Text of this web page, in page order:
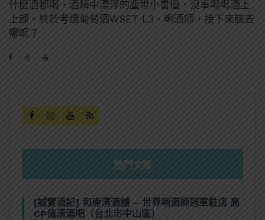
什麼酒都喝，酒精中漂浮的塵世小書僮，沒事喝喝酒上
上課。終於考過葡萄酒WSET L3、唎酒師，接下來該去
哪呢？
熱門文章
[誠實酒記] 和庵清酒舖 – 世界唎酒師冠軍駐店 高
CP值清酒吧（台北市中山區）